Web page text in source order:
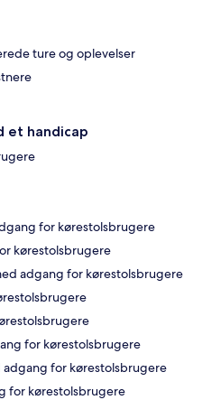
ture og oplevelser
et handicap
for kørestolsbrugere
kørestolsbrugere
adgang for kørestolsbrugere
for kørestolsbrugere
for kørestolsbrugere
for kørestolsbrugere